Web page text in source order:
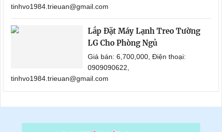
tinhvo1984.trieuan@gmail.com
Lắp Đặt Máy Lạnh Treo Tường
LG Cho Phòng Ngủ
Giá bán: 6,700,000, Điện thoại:
0909090622,
tinhvo1984.trieuan@gmail.com